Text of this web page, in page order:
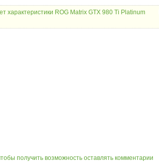
характеристики ROG Matrix GTX 980 Ti Platinum
получить возможность оставлять комментарии